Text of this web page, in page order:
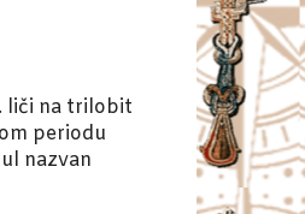
liči na trilobit
periodu
nazvan